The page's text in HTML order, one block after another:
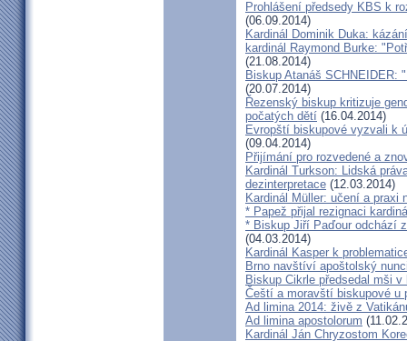
Prohlášení předsedy KBS k
(06.09.2014)
Kardinál Dominik Duka:
kardinál Raymond Burke:
(21.08.2014)
Biskup Atanáš
(20.07.2014)
Řezenský biskup kritizuje
počatých dětí (16.04.2014)
Evropští biskupové vyzvali k
(09.04.2014)
Přijímání pro rozvedené a
Kardinál Turkson: Lidská
dezinterpretace (12.03.2014)
Kardinál Müller: učení a praxi
* Papež přijal rezignaci
* Biskup Jiří Paďour odchází
(04.03.2014)
Kardinál Kasper k
Brno navštíví apoštolský
Biskup Cikrle předsedal mši
Čeští a moravští biskupové u
Ad limina 2014: živě z
Ad limina apostolorum
Kardinál Ján Chryzostom